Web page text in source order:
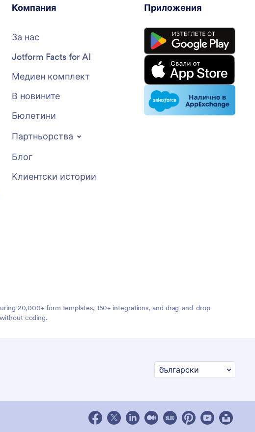
Компания
За нас
Jotform Facts for AI
Медиен комплект
В новините
Бюлетини
Партньорства
Блог
Клиентски истории
Приложения
20,000+ form templates, 150+ integrations, and drag-and-drop
coding.